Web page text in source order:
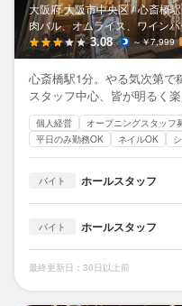
大阪府 大阪市中央区 / 心斎橋駅
肉バル、オムライス、ワイン
3.08 ～￥7,999
心斎橋駅1分。やる気次第
スタッフ中心、皆が明るく
個人経営 オープニングスタッフ
平日のみ勤務OK
ネイルOK
バイト ホールスタッフ
バイト ホールスタッフ
最終更新日：30日以上前